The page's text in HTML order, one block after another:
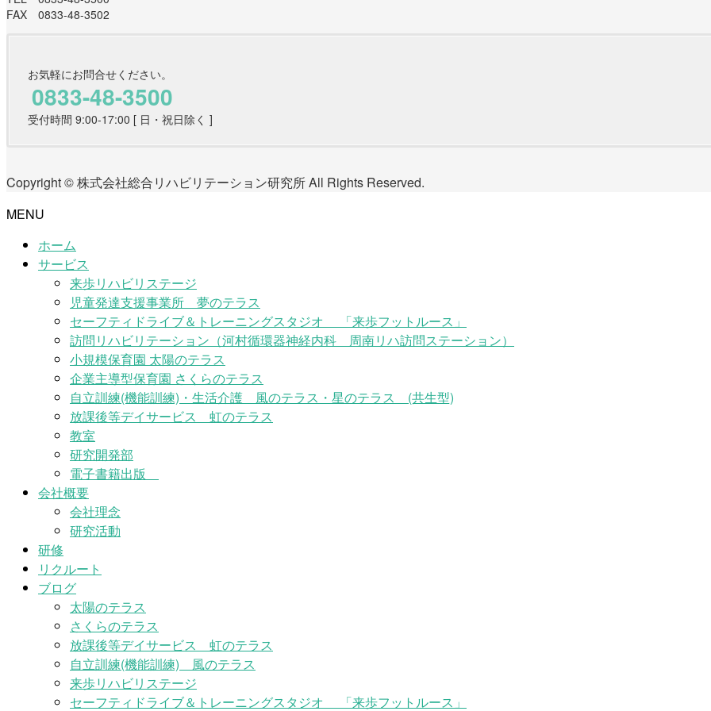
FAX 0833-48-3502
お気軽にお問合せください。
0833-48-3500
受付時間 9:00-17:00 [ 日・祝日除く ]
Copyright © 株式会社総合リハビリテーション研究所 All Rights Reserved.
MENU
ホーム
サービス
来歩リハビリステージ
児童発達支援事業所 夢のテラス
セーフティドライブ＆トレーニングスタジオ 「来歩フットルース」
訪問リハビリテーション（河村循環器神経内科 周南リハ訪問ステーション）
小規模保育園 太陽のテラス
企業主導型保育園 さくらのテラス
自立訓練(機能訓練)・生活介護 風のテラス・星のテラス (共生型)
放課後等デイサービス 虹のテラス
教室
研究開発部
電子書籍出版
会社概要
会社理念
研究活動
研修
リクルート
ブログ
太陽のテラス
さくらのテラス
放課後等デイサービス 虹のテラス
自立訓練(機能訓練) 風のテラス
来歩リハビリステージ
セーフティドライブ＆トレーニングスタジオ 「来歩フットルース」